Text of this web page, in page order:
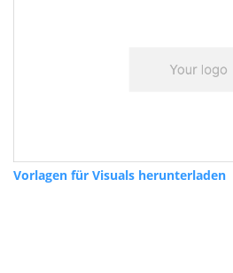
Vorlagen für Visuals herunterladen